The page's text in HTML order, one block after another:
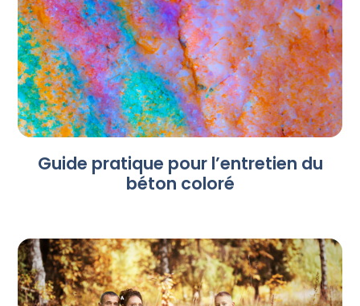
Guide pratique pour l’entretien du
béton coloré